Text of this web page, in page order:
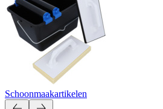
Schoonmaakartikelen